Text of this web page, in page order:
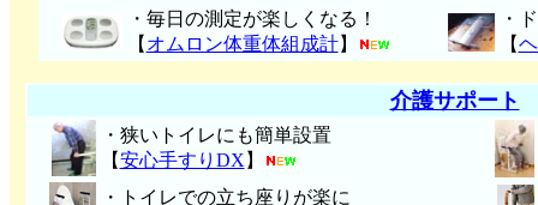
・毎日の測定が楽しくなる！
【 オムロン体重体組成計】
・
【
介護サポート
・狭いトイレにも簡単設置
【安心手すりDX 】
・トイレでの立ち座りが楽に